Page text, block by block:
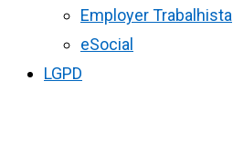
Employer Trabalhista
eSocial
LGPD